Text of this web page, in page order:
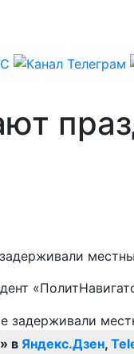
в Яндекс.Дзен,